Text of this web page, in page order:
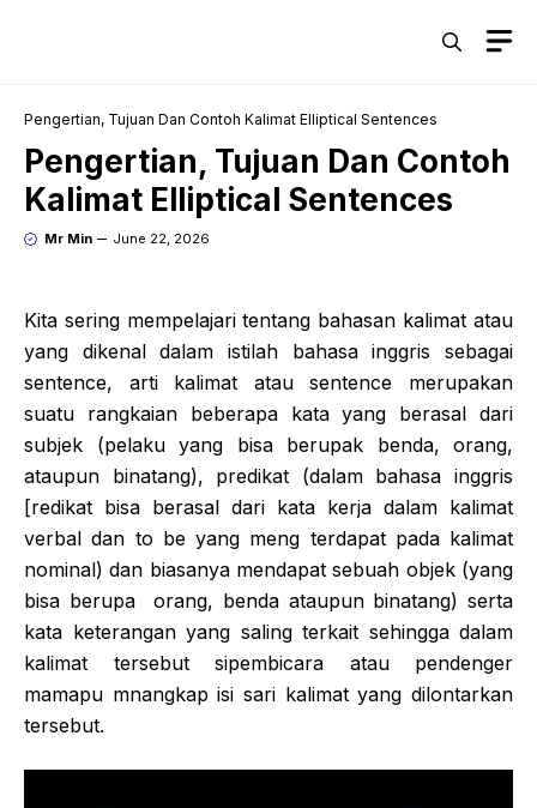
Pengertian, Tujuan Dan Contoh Kalimat Elliptical Sentences
Pengertian, Tujuan Dan Contoh
Kalimat Elliptical Sentences
Mr Min June 22, 2026
Kita sering mempelajari tentang bahasan kalimat atau
yang dikenal dalam istilah bahasa inggris sebagai
sentence, arti kalimat atau sentence merupakan
suatu rangkaian beberapa kata yang berasal dari
subjek (pelaku yang bisa berupak benda, orang,
ataupun binatang), predikat (dalam bahasa inggris
[redikat bisa berasal dari kata kerja dalam kalimat
verbal dan to be yang meng terdapat pada kalimat
nominal) dan biasanya mendapat sebuah objek (yang
bisa berupa orang, benda ataupun binatang) serta
kata keterangan yang saling terkait sehingga dalam
kalimat tersebut sipembicara atau pendenger
mamapu mnangkap isi sari kalimat yang dilontarkan
tersebut.